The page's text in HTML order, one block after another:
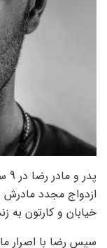
خیابان و کارتون به
سپس رضا با اصرار